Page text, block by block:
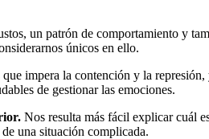
un patrón de comportamiento y
únicos en ello.
impera la contención y la
de gestionar las emociones.
Nos resulta más fácil explicar cuál
una situación complicada.